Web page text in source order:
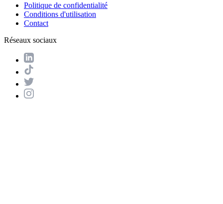
Politique de confidentialité
Conditions d'utilisation
Contact
Réseaux sociaux